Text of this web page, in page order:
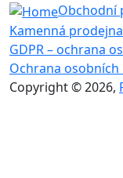
Obchodní
Kamenná prodejna
GDPR – ochrana
Ochrana osobních
Copyright © 2026,